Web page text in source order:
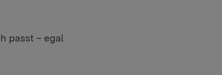
passt – egal